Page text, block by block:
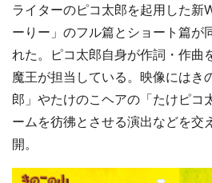
ライターのピコ太郎を起用した新
ーりー」のフル篇とショート篇が
れた。ピコ太郎自身が作詞・作曲
魔王が担当している。映像にはき
郎」やたけのこヘアの「たけピコ
ームを彷彿とさせる演出などを交
開。